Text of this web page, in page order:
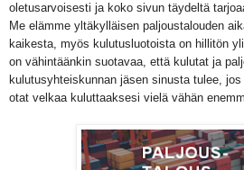
oletusarvoisesti ja koko sivun täydeltä
Me elämme yltäkylläisen paljoustalouden
kaikesta, myös kulutusluotoista on hillitön
on vähintäänkin suotavaa, että kulutat ja
kulutusyhteiskunnan jäsen sinusta tulee,
otat velkaa kuluttaaksesi vielä vähän